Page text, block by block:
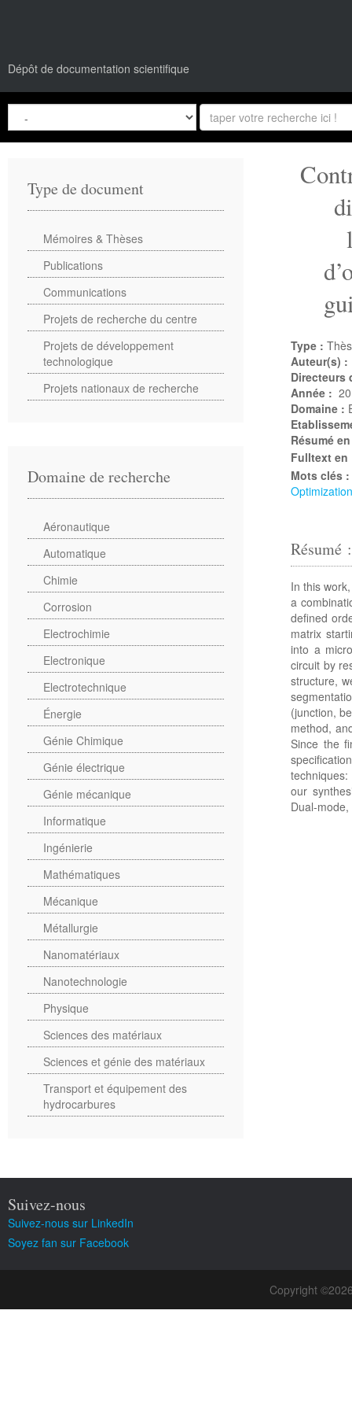
Dépôt de documentation scientifique
Type :
Auteur(s) :
Directeurs
Année :
Domaine :
Résumé
Fulltext en
Mots clés :
Résumé :
In this
a
defined
matrix
into a
circuit by
structure,
(junction,
method,
Since the
our
Dual-
Type de document
Mémoires & Thèses
Publications
Communications
Projets de recherche du centre
Projets de développement
technologique
Projets nationaux de recherche
Domaine de recherche
Aéronautique
Automatique
Chimie
Corrosion
Electrochimie
Electronique
Electrotechnique
Énergie
Génie Chimique
Génie électrique
Génie mécanique
Informatique
Ingénierie
Mathématiques
Mécanique
Métallurgie
Nanomatériaux
Nanotechnologie
Physique
Sciences des matériaux
Sciences et génie des matériaux
Transport et équipement des
hydrocarbures
Suivez-nous
Suivez-nous sur LinkedIn
Soyez fan sur Facebook
Copyright